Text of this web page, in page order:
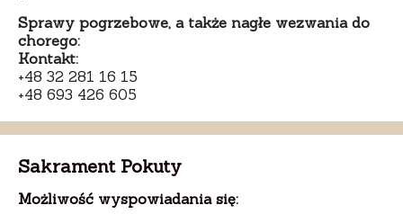
Sprawy pogrzebowe, a także nagłe wezwania do
chorego:
Kontakt:
+48 32 281 16 15
+48 693 426 605
Sakrament Pokuty
Możliwość wyspowiadania się: